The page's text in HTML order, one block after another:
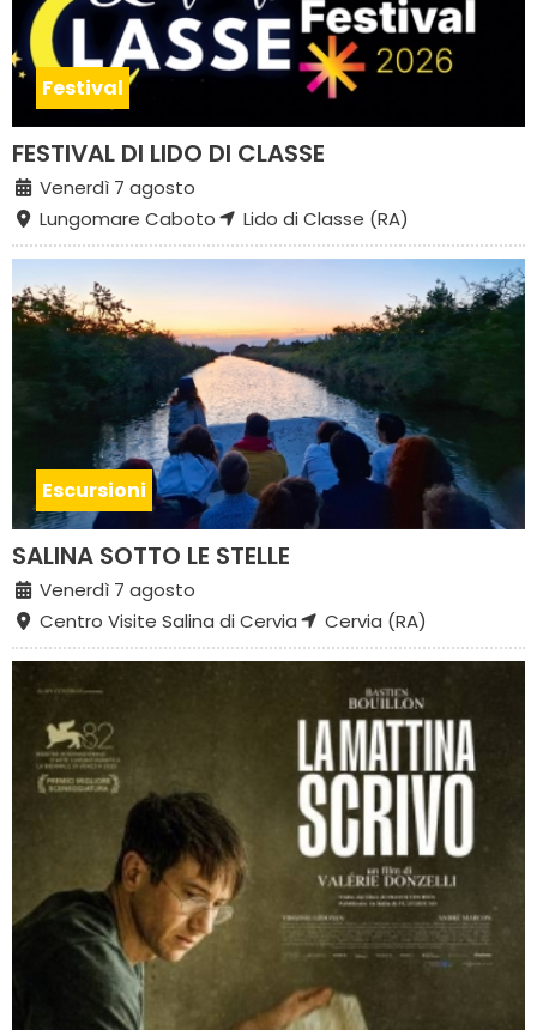
Festival
FESTIVAL DI LIDO DI CLASSE
Venerdì 7 agosto
Lungomare Caboto
Lido di Classe (RA)
Escursioni
SALINA SOTTO LE STELLE
Venerdì 7 agosto
Centro Visite Salina di Cervia
Cervia (RA)